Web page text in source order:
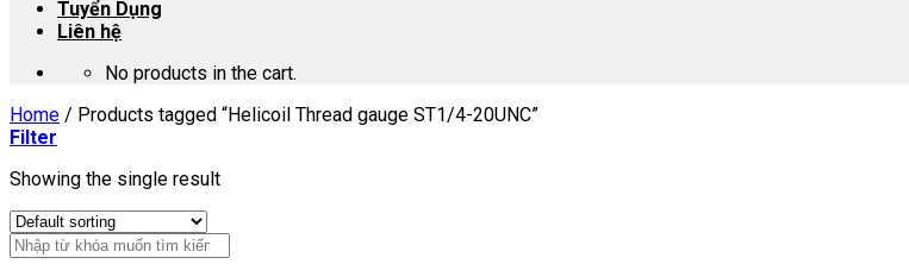
Tuyển Dụng
Liên hệ
No products in the cart.
Home / Products tagged “Helicoil Thread gauge ST1/4-20UNC”
Filter
Showing the single result